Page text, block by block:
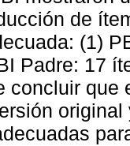
de
(1)
Padre: 17
concluir que